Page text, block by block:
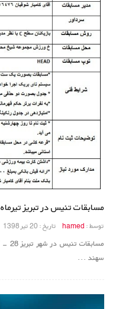
مسابقات تنیس در تبریز تیرماه 98
توسط : hamed تاریخ : 20 تیر 1398
سهند ...